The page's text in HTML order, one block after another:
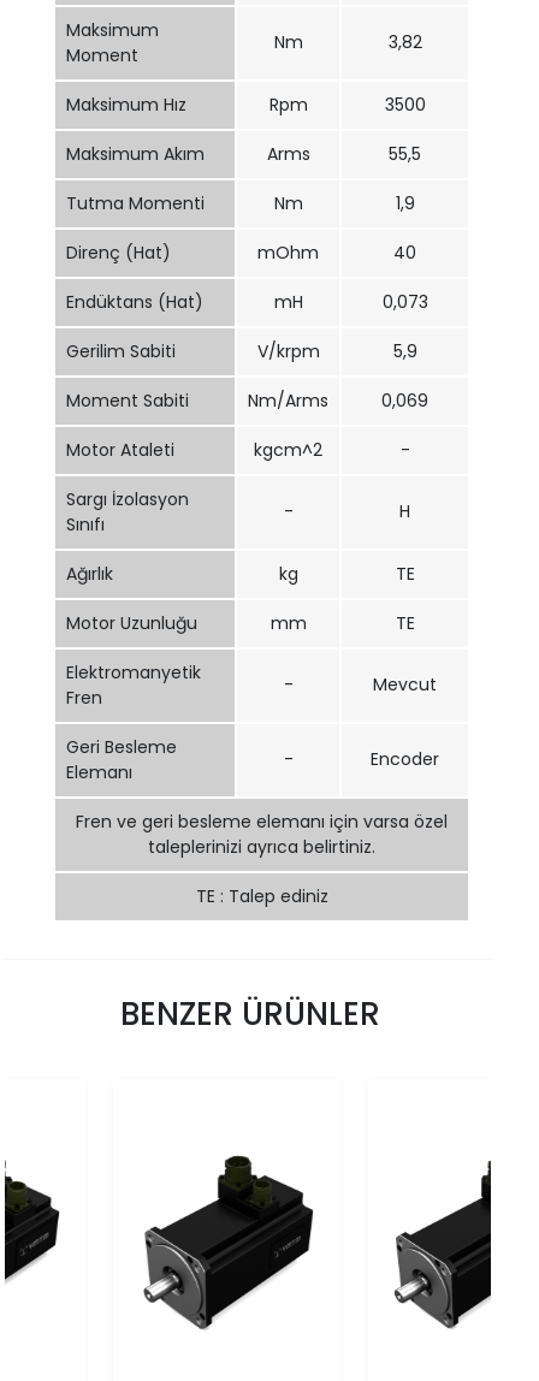
Maksimum
Moment
Nm 3,82
Maksimum Hız Rpm 3500
Maksimum Akım Arms 55,5
Tutma Momenti Nm 1,9
Direnç (Hat) mOhm 40
Endüktans (Hat) mH 0,073
Gerilim Sabiti V/krpm 5,9
Moment Sabiti Nm/Arms 0,069
Motor Ataleti kgcm^2 -
Sargı İzolasyon
Sınıfı
- H
Ağırlık kg TE
Motor Uzunluğu mm TE
Elektromanyetik
Fren
- Mevcut
Geri Besleme
Elemanı
- Encoder
Fren ve geri besleme elemanı için varsa özel
taleplerinizi ayrıca belirtiniz.
TE : Talep ediniz
BENZER ÜRÜNLER